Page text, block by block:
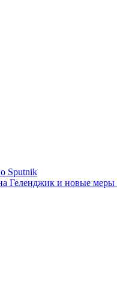
Sputnik
Геленджик и новые меры